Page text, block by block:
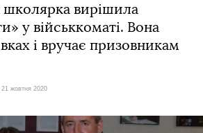
школярка вирішила
у військкоматі. Вона
і вручає призовникам
жовтня 2020